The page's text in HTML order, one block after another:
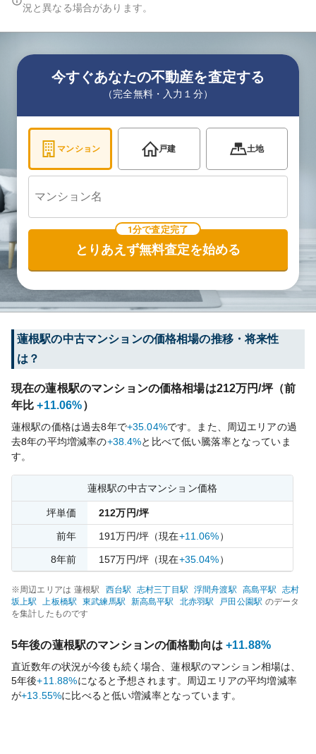
況と異なる場合があります。
今すぐあなたの不動産を査定する
（完全無料・入力１分）
マンション 戸建 土地
1分で査定完了
とりあえず無料査定を始める
蓮根駅の中古マンションの価格相場の推移・将来性
は？
現在の蓮根駅のマンションの価格相場は212万円/坪（前
年比 +11.06%）
蓮根駅の価格は過去8年で+35.04%です。
また、周辺エリアの過
去8年の平均増減率の+38.4%と比べて低い騰落率となっていま
す。
蓮根駅の中古マンション価格
坪単価 212万円/坪
前年 191万円/坪 （現在+11.06%）
8年前 157万円/坪 （現在+35.04%）
※周辺エリアは 蓮根駅 西台駅 志村三丁目駅 浮間舟渡駅 高島平駅
志村
坂上駅 上板橋駅 東武練馬駅 新高島平駅 北赤羽駅 戸田公園駅 のデータ
を集計したものです
5年後の蓮根駅のマンションの価格動向は +11.88%
直近数年の状況が今後も続く場合、蓮根駅のマンション相場は、
5年後+11.88%になると予想されます。周辺エリアの平均増減率
が+13.55%に比べると低い増減率となっています。